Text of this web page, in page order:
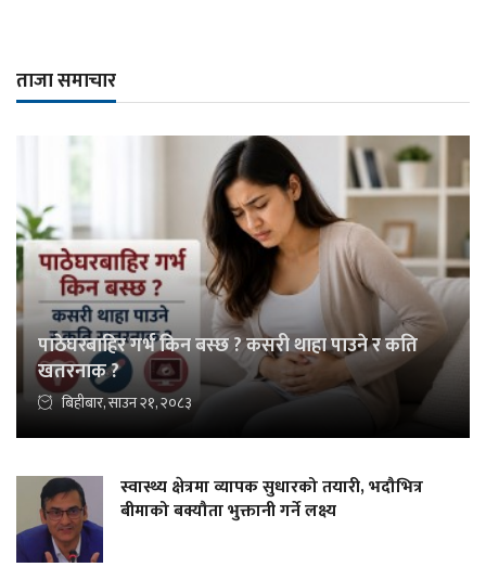
ताजा समाचार
पाठेघरबाहिर गर्भ किन बस्छ ? कसरी थाहा पाउने र कति
खतरनाक ?
बिहीबार, साउन २१, २०८३
स्वास्थ्य क्षेत्रमा व्यापक सुधारको तयारी, भदौभित्र
बीमाको बक्यौता भुक्तानी गर्ने लक्ष्य